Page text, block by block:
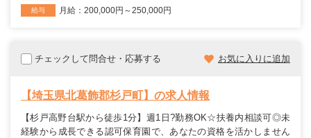
給与 月給：200,000円～250,000円
チェックして問合せ・応募する お気に入りに追加
【埼玉県北葛飾郡杉戸町】の求人情報
【杉戸高野台駅から徒歩1分】週1日?勤務OK☆扶養内相談可◎未
経験から成長できる認可保育園で、あなたの資格を活かしません